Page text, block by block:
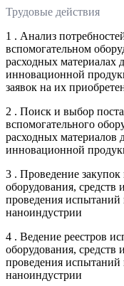
Трудовые действия
1 . Анализ
вспомогательном
расходных материалах
инновационной
заявок на их
2 . Поиск и выбор
вспомогательного
расходных материалов
инновационной
3 . Проведение закупок
оборудования, средств
проведения
наноиндустрии
4 . Ведение реестров
оборудования, средств
проведения
наноиндустрии